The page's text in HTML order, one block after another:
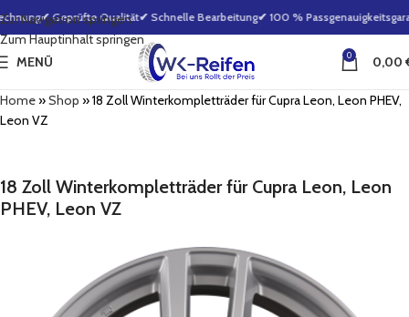
Zur Navigation springen
Zum Hauptinhalt springen
✔ Geprüfte Qualität✔ Schnelle Bearbeitung✔ 100 %
MENÜ 0 0,00
Home»Shop »18 Zoll Winterkompletträder für Cupra Leon, Leon PHEV,
Leon VZ
18 Zoll Winterkompletträder für Cupra Leon, Leon
PHEV, Leon VZ